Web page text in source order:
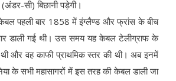
सी) बिछानी पड़ेगी।
पहली बार 1858 में इंग्लैण्ड और फ्रांस के बीच
डाली गई थी। उस समय यह केबल टेलीग्राफ के
थी और वह काफी प्राथमिक स्तर की थी। अब इनमें
के सभी महासागरों में इस तरह की केबल डाली जा